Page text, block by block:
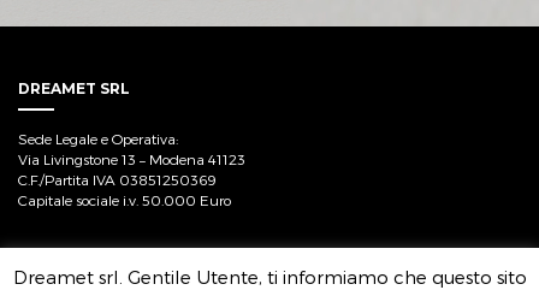
DREAMET SRL
Sede Legale e Operativa:
Via Livingstone 13 – Modena 41123
C.F./Partita IVA 03851250369
Capitale sociale i.v. 50.000 Euro
Dreamet srl. Gentile Utente, ti informiamo che questo sito